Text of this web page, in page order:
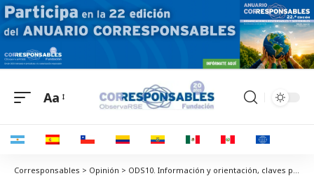
Aa
Corresponsables > Opinión > ODS10. Información y orientación, claves para facilitar la inclusión social de todas las personas